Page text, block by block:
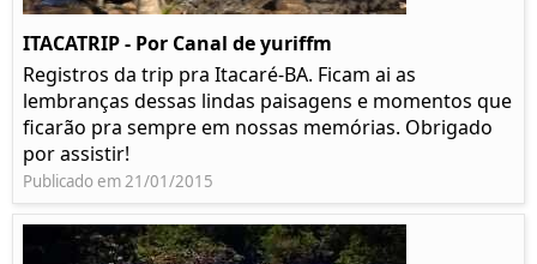
ITACATRIP - Por Canal de yuriffm
Registros da trip pra Itacaré-BA. Ficam ai as
lembranças dessas lindas paisagens e momentos que
ficarão pra sempre em nossas memórias. Obrigado
por assistir!
Publicado em 21/01/2015